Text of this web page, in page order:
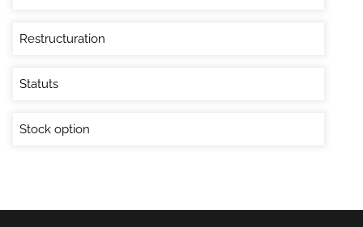
Restructuration
Statuts
Stock option